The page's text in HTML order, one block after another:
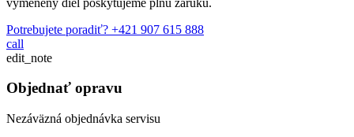
Potrebujete poradiť? +421 907 615 888
call
edit_note
Objednať opravu
Nezáväzná objednávka servisu